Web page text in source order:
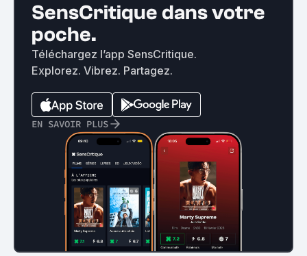
SensCritique dans votre
poche.
Téléchargez l’app SensCritique.
Explorez. Vibrez. Partagez.
EN SAVOIR PLUS